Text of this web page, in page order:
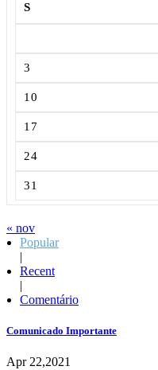
S
3
10
17
24
31
« nov
Popular
|
Recent
|
Comentário
Comunicado Importante
Apr 22,2021